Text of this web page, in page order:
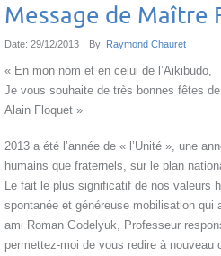
Message de Maître
Date: 29/12/2013 By: Raymond Chauret
« En mon nom et en celui de l’Aikibudo,
Je vous souhaite de très bonnes fêtes de
Alain Floquet »
2013 a été l’année de « l’Unité », une
humains que fraternels, sur le plan
Le fait le plus significatif de nos valeurs
spontanée et généreuse mobilisation
ami Roman Godelyuk, Professeur
permettez-moi de vous redire à nouveau